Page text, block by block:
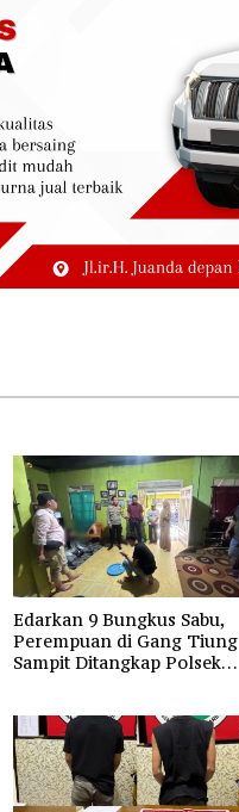
Edarkan 9 Bungkus Sabu,
Perempuan di Gang Tiung
Sampit Ditangkap Polsek